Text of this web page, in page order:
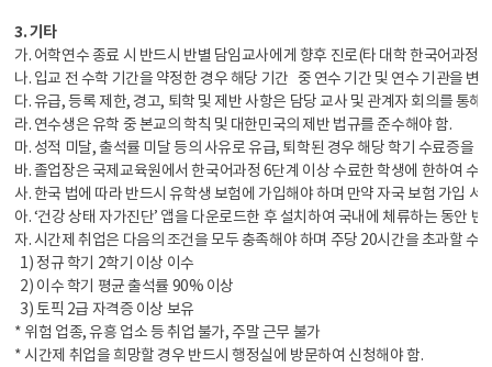
3. 기타
가. 어학연수 종료 시 반드시 반별 담임교사에게 향후 진로(타 대학 한국어과
나. 입교 전 수학 기간을 약정한 경우 해당 기간 중 연수 기간 및 연수 기관을 변
다. 유급, 등록 제한, 경고, 퇴학 및 제반 사항은 담당 교사 및 관계자 회의를 통해
라. 연수생은 유학 중 본교의 학칙 및 대한민국의 제반 법규를 준수해야 함.
마. 성적 미달, 출석률 미달 등의 사유로 유급, 퇴학된 경우 해당 학기 수료증을
바. 졸업장은 국제교육원에서 한국어과정 6단계 이상 수료한 학생에 한하여 수
사. 한국 법에 따라 반드시 유학생 보험에 가입해야 하며 만약 자국 보험 가입
아. ‘건강 상태 자가진단’ 앱을 다운로드한 후 설치하여 국내에 체류하는 동안
자. 시간제 취업은 다음의 조건을 모두 충족해야 하며 주당 20시간을 초과할 수
1) 정규 학기 2학기 이상 이수
2) 이수 학기 평균 출석률 90% 이상
3) 토픽 2급 자격증 이상 보유
* 위험 업종, 유흥 업소 등 취업 불가, 주말 근무 불가
* 시간제 취업을 희망할 경우 반드시 행정실에 방문하여 신청해야 함.